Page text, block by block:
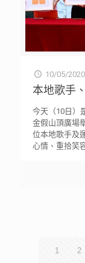
10/05/2020
本地歌手
今天（10日）
金假山頂廣場
位本地歌手及
心情、重拾笑
1 2